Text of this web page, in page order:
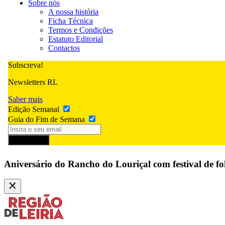
Sobre nós
A nossa história
Ficha Técnica
Termos e Condições
Estatuto Editorial
Contactos
Subscreva!
Newsletters RL
Saber mais
Edição Semanal
Guia do Fim de Semana
Aniversário do Rancho do Louriçal com festival de